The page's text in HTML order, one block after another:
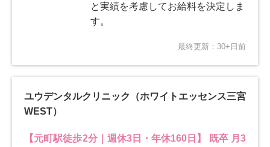
と実績を考慮してお給料を決定しま
す。
最終更新：30+日前
ユウデンタルクリニック（ホワイトエッセンス三宮
WEST）
【元町駅徒歩2分｜週休3日・年休160日】 既卒 月3